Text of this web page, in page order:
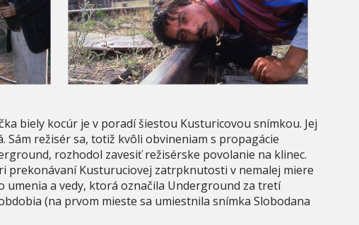
biely kocúr je v poradí šiestou Kusturicovou snímkou. Jej
Sám režisér sa, totiž kvôli obvineniam s propagácie
rozhodol zavesiť režisérske povolanie na klinec.
prekonávaní Kusturuciovej zatrpknutosti v nemalej miere
umenia a vedy, ktorá označila Underground za tretí
(na prvom mieste sa umiestnila snímka Slobodana